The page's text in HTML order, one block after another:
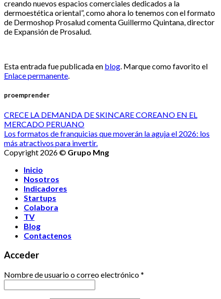
creando nuevos espacios comerciales dedicados a la
dermoestética oriental”, como ahora lo tenemos con el formato
de Dermoshop Prosalud comenta Guillermo Quintana, director
de Expansión de Prosalud.
Esta entrada fue publicada en blog. Marque como favorito el
Enlace permanente.
proemprender
CRECE LA DEMANDA DE SKINCARE COREANO EN EL
MERCADO PERUANO
Los formatos de franquicias que moverán la aguja el 2026: los
más atractivos para invertir.
Copyright 2026 © Grupo Mng
Inicio
Nosotros
Indicadores
Startups
Colabora
TV
Blog
Contactenos
Acceder
Nombre de usuario o correo electrónico*